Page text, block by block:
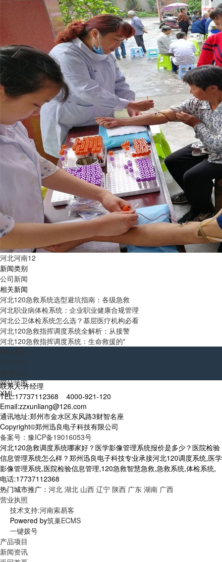
河北河南12
新闻类别
公司新闻
相关新闻
河北120急救系统选型避坑指南：各级急救
河北职业病体检系统：企业职业健康合规管理
河北公卫体检系统怎么选？基层医疗机构必看
河北120急救指挥调度系统全解析：从接警
河北120急救指挥调度系统：生命救援的"
网站地图
XML
联系人:许经理
TEL:17737112368 4000-921-120
Email:zzxunliang@126.com
通讯地址:郑州市金水区东风路3财智名座
Copyright©郑州迅良电子科技有限公司
备案号：豫ICP备19016053号
河北120急救调度系统哪家好？医学影像管理系统报价是多少？医院检验
信息管理系统怎么样？郑州迅良电子科技专业承接河北120调度系统,医学
影像管理系统,医院检验信息管理,120急救智慧急救,急救系统,体检系统,
电话:17737112368
热门城市推广： 河北 湖北 山西 辽宁 陕西 广东 湖南 广西
营业执照
技术支持:河南索易客
Powered by筑巢ECMS
一键拨号
产品项目
新闻资讯